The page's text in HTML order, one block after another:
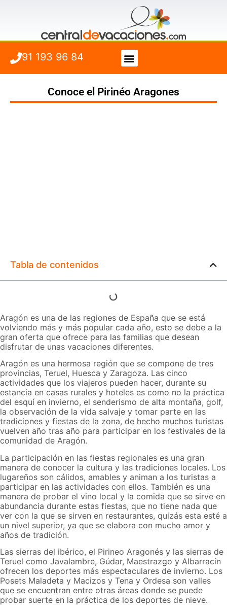
91 193 96 84
Conoce el Pirinéo Aragones
Tabla de contenidos
Aragón es una de las regiones de España que se está
volviendo más y más popular cada año, esto se debe a la
gran oferta que ofrece para las familias que desean
disfrutar de unas vacaciones diferentes.
Aragón es una hermosa región que se compone de tres
provincias, Teruel, Huesca y Zaragoza. Las cinco
actividades que los viajeros pueden hacer, durante su
estancia en casas rurales y hoteles es como no la práctica
del esquí en invierno, el senderismo de alta montaña, golf,
la observación de la vida salvaje y tomar parte en las
tradiciones y fiestas de la zona, de hecho muchos turistas
vuelven año tras año para participar en los festivales de la
comunidad de Aragón.
La participación en las fiestas regionales es una gran
manera de conocer la cultura y las tradiciones locales. Los
lugareños son cálidos, amables y animan a los turistas a
participar en las actividades con ellos. También es una
manera de probar el vino local y la comida que se sirve en
abundancia durante estas fiestas, que no tiene nada que
ver con la que se sirven en restaurantes, quizás esta esté a
un nivel superior, ya que se elabora con mucho amor y
años de tradición.
Las sierras del ibérico, el Pirineo Aragonés y las sierras de
Teruel como Javalambre, Gúdar, Maestrazgo y Albarracín
ofrecen los deportes más espectaculares de invierno. Los
Posets Maladeta y Macizos y Tena y Ordesa son valles
que se encuentran entre otras áreas donde se puede
probar suerte en la práctica de los deportes de nieve.